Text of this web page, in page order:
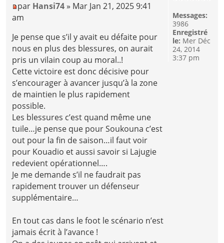
par Hansi74 » Mar Jan 21, 2025 9:41
am
Je pense que s’il y avait eu défaite pour
nous en plus des blessures, on aurait
pris un vilain coup au moral..!
Cette victoire est donc décisive pour
s’encourager à avancer jusqu’à la zone
de maintien le plus rapidement
possible.
Les blessures c’est quand même une
tuile…je pense que pour Soukouna c’est
out pour la fin de saison…il faut voir
pour Kouadio et aussi savoir si Lajugie
redevient opérationnel….
Je me demande s’il ne faudrait pas
rapidement trouver un défenseur
supplémentaire…
En tout cas dans le foot le scénario n’est
jamais écrit à l’avance !
Messages:
3986
Enregistré
le: Mer Déc
24, 2014
3:37 pm